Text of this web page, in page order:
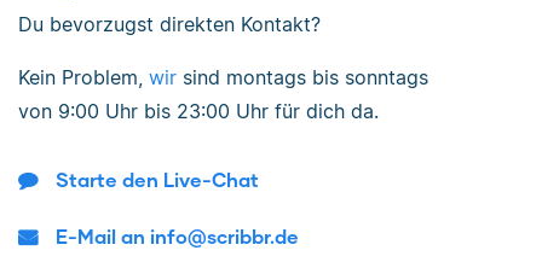
Du bevorzugst direkten Kontakt?
Kein Problem, wir sind montags bis sonntags
von 9:00 Uhr bis 23:00 Uhr für dich da.
Starte den Live-Chat
E-Mail an info@scribbr.de